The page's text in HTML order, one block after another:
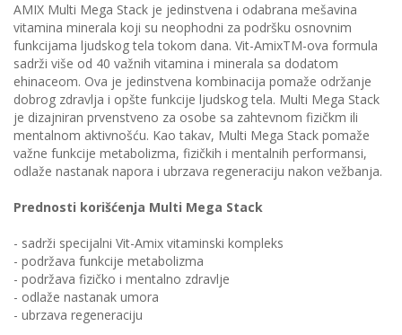
AMIX Multi Mega Stack je jedinstvena i odabrana mešavina
vitamina minerala koji su neophodni za podršku osnovnim
funkcijama ljudskog tela tokom dana. Vit-AmixTM-ova formula
sadrži više od 40 važnih vitamina i minerala sa dodatom
ehinaceom. Ova je jedinstvena kombinacija pomaže održanje
dobrog zdravlja i opšte funkcije ljudskog tela. Multi Mega Stack
je dizajniran prvenstveno za osobe sa zahtevnom fizičkm ili
mentalnom aktivnošću. Kao takav, Multi Mega Stack pomaže
važne funkcije metabolizma, fizičkih i mentalnih performansi,
odlaže nastanak napora i ubrzava regeneraciju nakon vežbanja.
Prednosti korišćenja Multi Mega Stack
- sadrži specijalni Vit-Amix vitaminski kompleks
- podržava funkcije metabolizma
- podržava fizičko i mentalno zdravlje
- odlaže nastanak umora
- ubrzava regeneraciju